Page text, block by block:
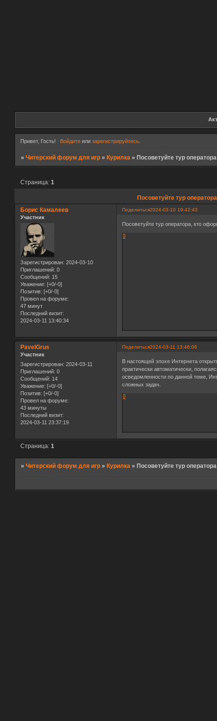
Привет, Гость! Войдитеили зарегистрируйтесь.
»Читерский форум для игр »Курилка »Посоветуйте тур
Посоветуйте тур
Страница:1
Поделиться2024-03-10 19:42:43
Борис Камалеев
Участник
Зарегистрирован: 2024-03-10
Приглашений: 0
Сообщений: 15
Уважение: [+0/-0]
Позитив: [+0/-0]
Провел на форуме:
47 минут
Последний визит:
2024-03-11 13:40:34
Посоветуйте тур оператора, кто
0
Поделиться2024-03-11 13:46:06
PavelGrus
Участник
Зарегистрирован: 2024-03-11
Приглашений: 0
Сообщений: 14
Уважение: [+0/-0]
Позитив: [+0/-0]
Провел на форуме:
43 минуты
Последний визит:
2024-03-11 23:37:19
В настоящей эпохе Интернета
практически автоматически,
осведомленности по данной теме,
сложных задач.
0
Страница:1
»Читерский форум для игр » Курилка » Посоветуйте тур